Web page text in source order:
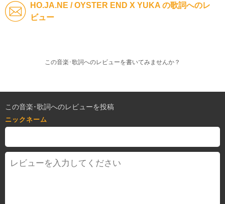
HO.JA.NE / OYSTER END X YUKA の歌詞へのレ
ビュー
この音楽･歌詞へのレビューを書いてみませんか？
この音楽･歌詞へのレビューを投稿
ニックネーム